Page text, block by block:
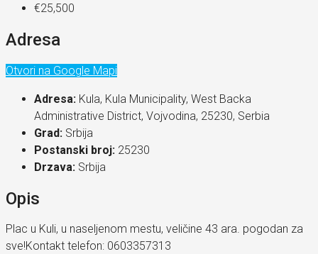
€25,500
Adresa
Otvori na Google Mapi
Adresa: Kula, Kula Municipality, West Backa
Administrative District, Vojvodina, 25230, Serbia
Grad: Srbija
Postanski broj: 25230
Drzava: Srbija
Opis
Plac u Kuli, u naseljenom mestu, veličine 43 ara. pogodan za
sve!Kontakt telefon: 0603357313